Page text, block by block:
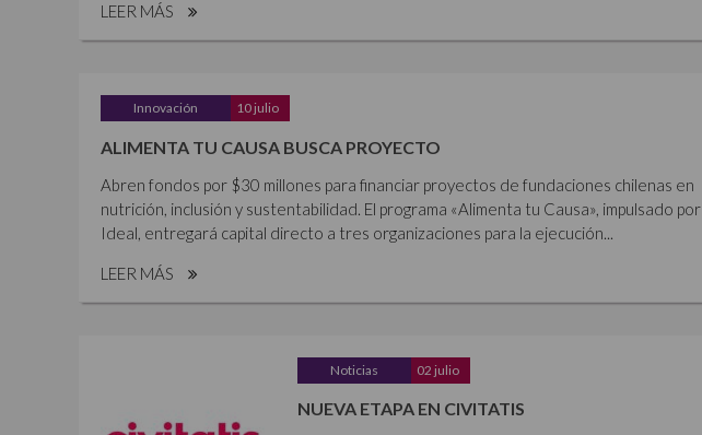
LEER MÁS
Innovación 10 julio
ALIMENTA TU CAUSA BUSCA PROYECTO
Abren fondos por $30 millones para financiar proyectos de fundaciones chilenas en
nutrición, inclusión y sustentabilidad. El programa «Alimenta tu Causa», impulsado por
Ideal, entregará capital directo a tres organizaciones para la ejecución...
LEER MÁS
Noticias 02 julio
NUEVA ETAPA EN CIVITATIS